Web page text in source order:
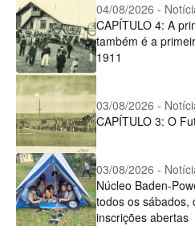
04/08/2026 -
CAPÍTULO 4: A
também é a
1911
03/08/2026 -
CAPÍTULO 3: O
03/08/2026 -
Núcleo Baden-
todos os sábados,
inscrições abertas